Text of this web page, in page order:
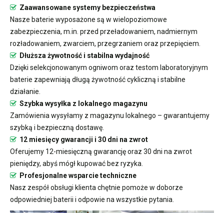
Zaawansowane systemy bezpieczeństwa
Nasze baterie wyposażone są w wielopoziomowe
zabezpieczenia, m.in. przed przeładowaniem, nadmiernym
rozładowaniem, zwarciem, przegrzaniem oraz przepięciem.
Dłuższa żywotność i stabilna wydajność
Dzięki selekcjonowanym ogniwom oraz testom laboratoryjnym
baterie zapewniają długą żywotność cykliczną i stabilne
działanie.
Szybka wysyłka z lokalnego magazynu
Zamówienia wysyłamy z magazynu lokalnego – gwarantujemy
szybką i bezpieczną dostawę.
12 miesięcy gwarancji i 30 dni na zwrot
Oferujemy 12-miesięczną gwarancję oraz 30 dni na zwrot
pieniędzy, abyś mógł kupować bez ryzyka.
Profesjonalne wsparcie techniczne
Nasz zespół obsługi klienta chętnie pomoże w doborze
odpowiedniej baterii i odpowie na wszystkie pytania.